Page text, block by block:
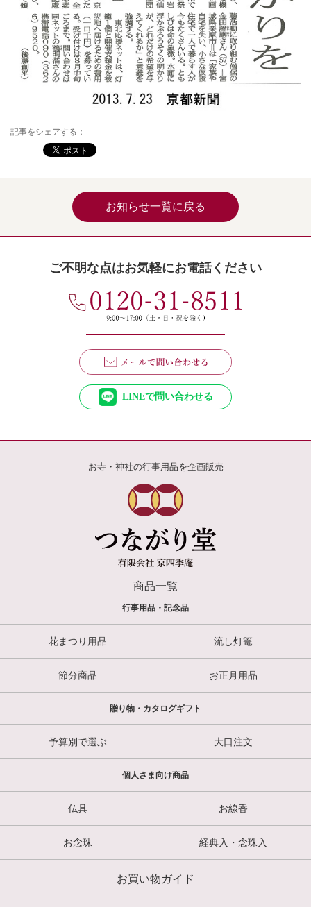
記事をシェアする：
お知らせ一覧に戻る
ご不明な点はお気軽にお電話ください
LINEで問い合わせる
お寺・神社の行事用品を企画販売
商品一覧
行事用品・記念品
花まつり用品 流し灯篭
節分商品 お正月用品
贈り物・カタログギフト
予算別で選ぶ 大口注文
個人さま向け商品
仏具 お線香
お念珠 経典入・念珠入
お買い物ガイド